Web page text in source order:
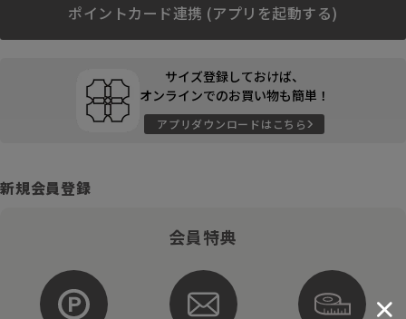
ポイントカード連携 (アプリを起動する)
サイズ登録しておけば、
オンラインでのお買い物も簡単！
アプリダウンロードはこちら
新規会員登録
会員特典